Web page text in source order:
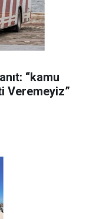
“kamu
Veremeyiz”